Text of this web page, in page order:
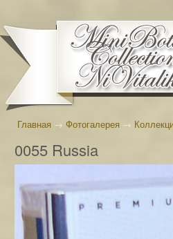
Главная → Фотогалерея →
0055 Russia